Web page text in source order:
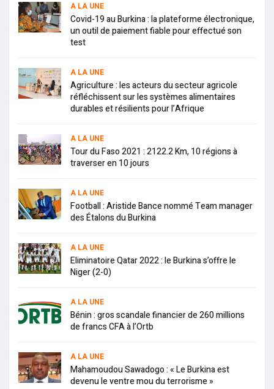
A LA UNE
Covid-19 au Burkina : la plateforme électronique,
un outil de paiement fiable pour effectué son
test
A LA UNE
Agriculture : les acteurs du secteur agricole
réfléchissent sur les systèmes alimentaires
durables et résilients pour l’Afrique
A LA UNE
Tour du Faso 2021 : 2122.2 Km, 10 régions à
traverser en 10 jours
A LA UNE
Football : Aristide Bance nommé Team manager
des Étalons du Burkina
A LA UNE
Eliminatoire Qatar 2022 : le Burkina s’offre le
Niger (2-0)
A LA UNE
Bénin : gros scandale financier de 260 millions
de francs CFA à l’Ortb
A LA UNE
Mahamoudou Sawadogo : « Le Burkina est
devenu le ventre mou du terrorisme »